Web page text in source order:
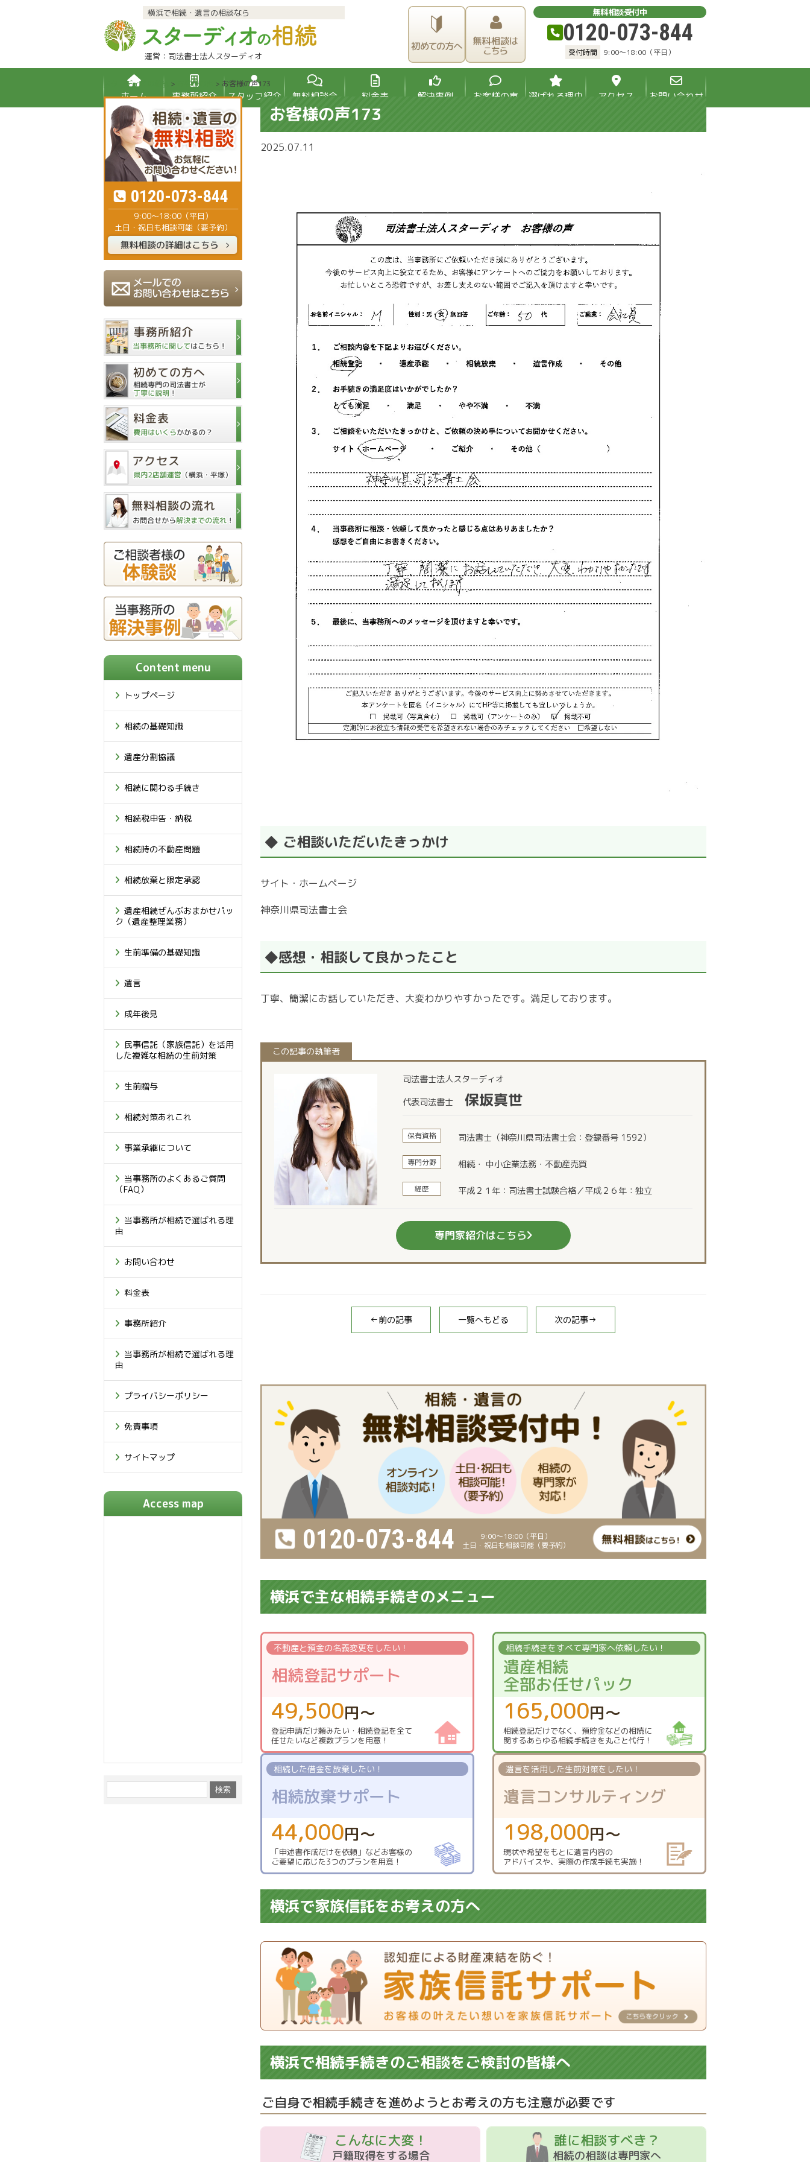
横浜で相続・遺言の相談なら
運営：司法書士法人スターディオ
無料相談受付中
0120-073-844
受付時間 9:00～18:00（平日）
ホーム 事務所紹介 スタッフ紹介 無料相談会 料金表 解決事例 お客様の声 選ばれる理由 アクセス お問い合わせ
スターディオの相続 > お客様の声 > お客様の声173
0120-073-844
9:00～18:00（平日）
土日・祝日も相談可能（要予約）
Content menu
トップページ
相続の基礎知識
遺産分割協議
相続に関わる手続き
相続税申告・納税
相続時の不動産問題
相続放棄と限定承認
遺産相続ぜんぶおまかせパッ
ク（遺産整理業務）
生前準備の基礎知識
遺言
成年後見
民事信託（家族信託）を活用
した複雑な相続の生前対策
生前贈与
相続対策あれこれ
事業承継について
当事務所のよくあるご質問
（FAQ）
当事務所が相続で選ばれる理
由
お問い合わせ
料金表
事務所紹介
当事務所が相続で選ばれる理
由
プライバシーポリシー
免責事項
サイトマップ
Access map
お客様の声173
2025.07.11
◆ ご相談いただいたきっかけ
サイト・ホームページ
神奈川県司法書士会
◆感想・相談して良かったこと
丁寧、簡潔にお話していただき、大変わかりやすかったです。満足しております。
この記事の執筆者
司法書士法人スターディオ
代表司法書士
保坂真世
保有資格 司法書士（神奈川県司法書士会：登録番号 1592）
専門分野 相続・ 中小企業法務・不動産売買
経歴 平成２１年：司法書士試験合格／平成２６年：独立
専門家紹介はこちら
←前の記事 一覧へもどる 次の記事→
0120-073-844
9:00～18:00（平日）
土日・祝日も相談可能（要予約）
横浜で主な相続手続きのメニュー
不動産と預金の名義変更をしたい！
相続登記サポート
49,500円〜
登記申請だけ頼みたい・ 相続登記を全て
任せたいなど複数プランを用意！
相続手続きをすべて専門家へ依頼したい！
遺産相続
全部お任せパック
165,000円〜
相続登記だけでなく、 預貯金などの相続に
関するあらゆる相続手続きを 丸ごと代行！
相続した借金を放棄したい！
相続放棄サポート
44,000円〜
「申述書作成だけを依頼」 などお客様の
ご要望に応じた3つのプランを用意！
遺言を活用した生前対策をしたい！
遺言コンサルティング
198,000円〜
現状や希望をもとに遺言内容の
アドバイスや、 実際の作成手続も実施！
横浜で家族信託をお考えの方へ
横浜で相続手続きのご相談をご検討の皆様へ
ご自身で相続手続きを進めようとお考えの方も注意が必要です
こんなに大変！
戸籍取得をする場合
誰に相談すべき？
相続の相談は専門家へ